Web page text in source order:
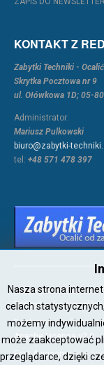
Nasza strona
celach
możemy
może zaakceptować
przeglądarce, dzięki
KONTAKT Z
Zabytki Techniki -
Skrytka Pocztowa nr 9
ul. Ołówkowa 1D; 05-
Administrator:
Mariusz Pulkowski
biuro@zabytki-
tel: +48 571 478 397
Copyright © 2026
Techniki- Designed by
Bootstrapis a front-
Apache License v2.0 .
Font Awesomefont